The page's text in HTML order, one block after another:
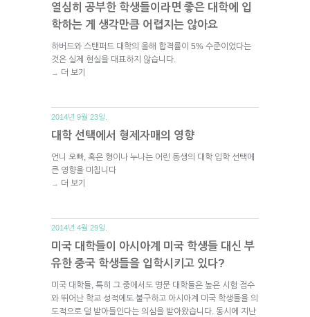
열심히 공부한 학생들이라면 좋은 대학에 입
학하는 게 생각만큼 어렵지는 않아요
하버드와 스탠퍼드 대학의 올해 합격률이 5% 수준이었다는
것은 실제 현실을 대표하지 않습니다.
→ 더 보기
2014년 9월 23일.
대학 선택에서 형제자매의 영향
언니 오빠, 혹은 형이나 누나는 어린 동생의 대학 입학 선택에
큰 영향을 미칩니다
→ 더 보기
2014년 4월 29일.
미국 대학들이 아시아계 미국 학생들 대신 부
유한 중국 학생들을 입학시키고 있다?
미국 대학들, 특히 그 중에서도 명문 대학들은 높은 시험 점수
와 뛰어난 학교 성적에도 불구하고 아시아계 미국 학생들을 의
도적으로 덜 받아들인다는 의심을 받아왔습니다. 동시에 지난